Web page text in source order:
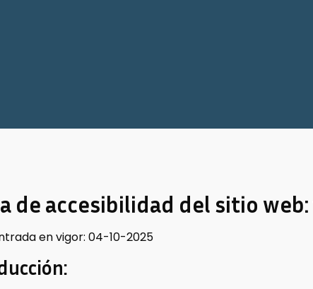
de accesibilidad del sitio
en vigor: 04-10-2025